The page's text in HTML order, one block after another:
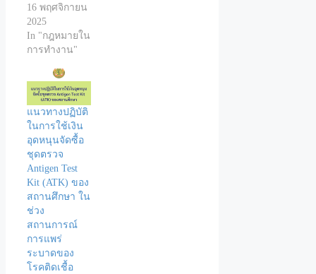
16 พฤศจิกายน
2025
In "กฎหมายใน
การทำงาน"
แนวทางปฏิบัติ
ในการใช้เงิน
อุดหนุนจัดซื้อ
ชุดตรวจ
Antigen Test
Kit (ATK) ของ
สถานศึกษา ใน
ช่วง
สถานการณ์
การแพร่
ระบาดของ
โรคติดเชื้อ